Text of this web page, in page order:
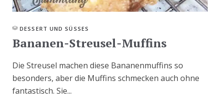
DESSERT UND SÜSSES
Bananen-Streusel-Muffins
Die Streusel machen diese Bananenmuffins so
besonders, aber die Muffins schmecken auch ohne
fantastisch. Sie...